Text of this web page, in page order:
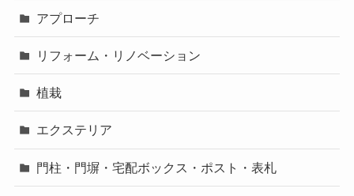
アプローチ
リフォーム・リノベーション
植栽
エクステリア
門柱・門塀・宅配ボックス・ポスト・表札